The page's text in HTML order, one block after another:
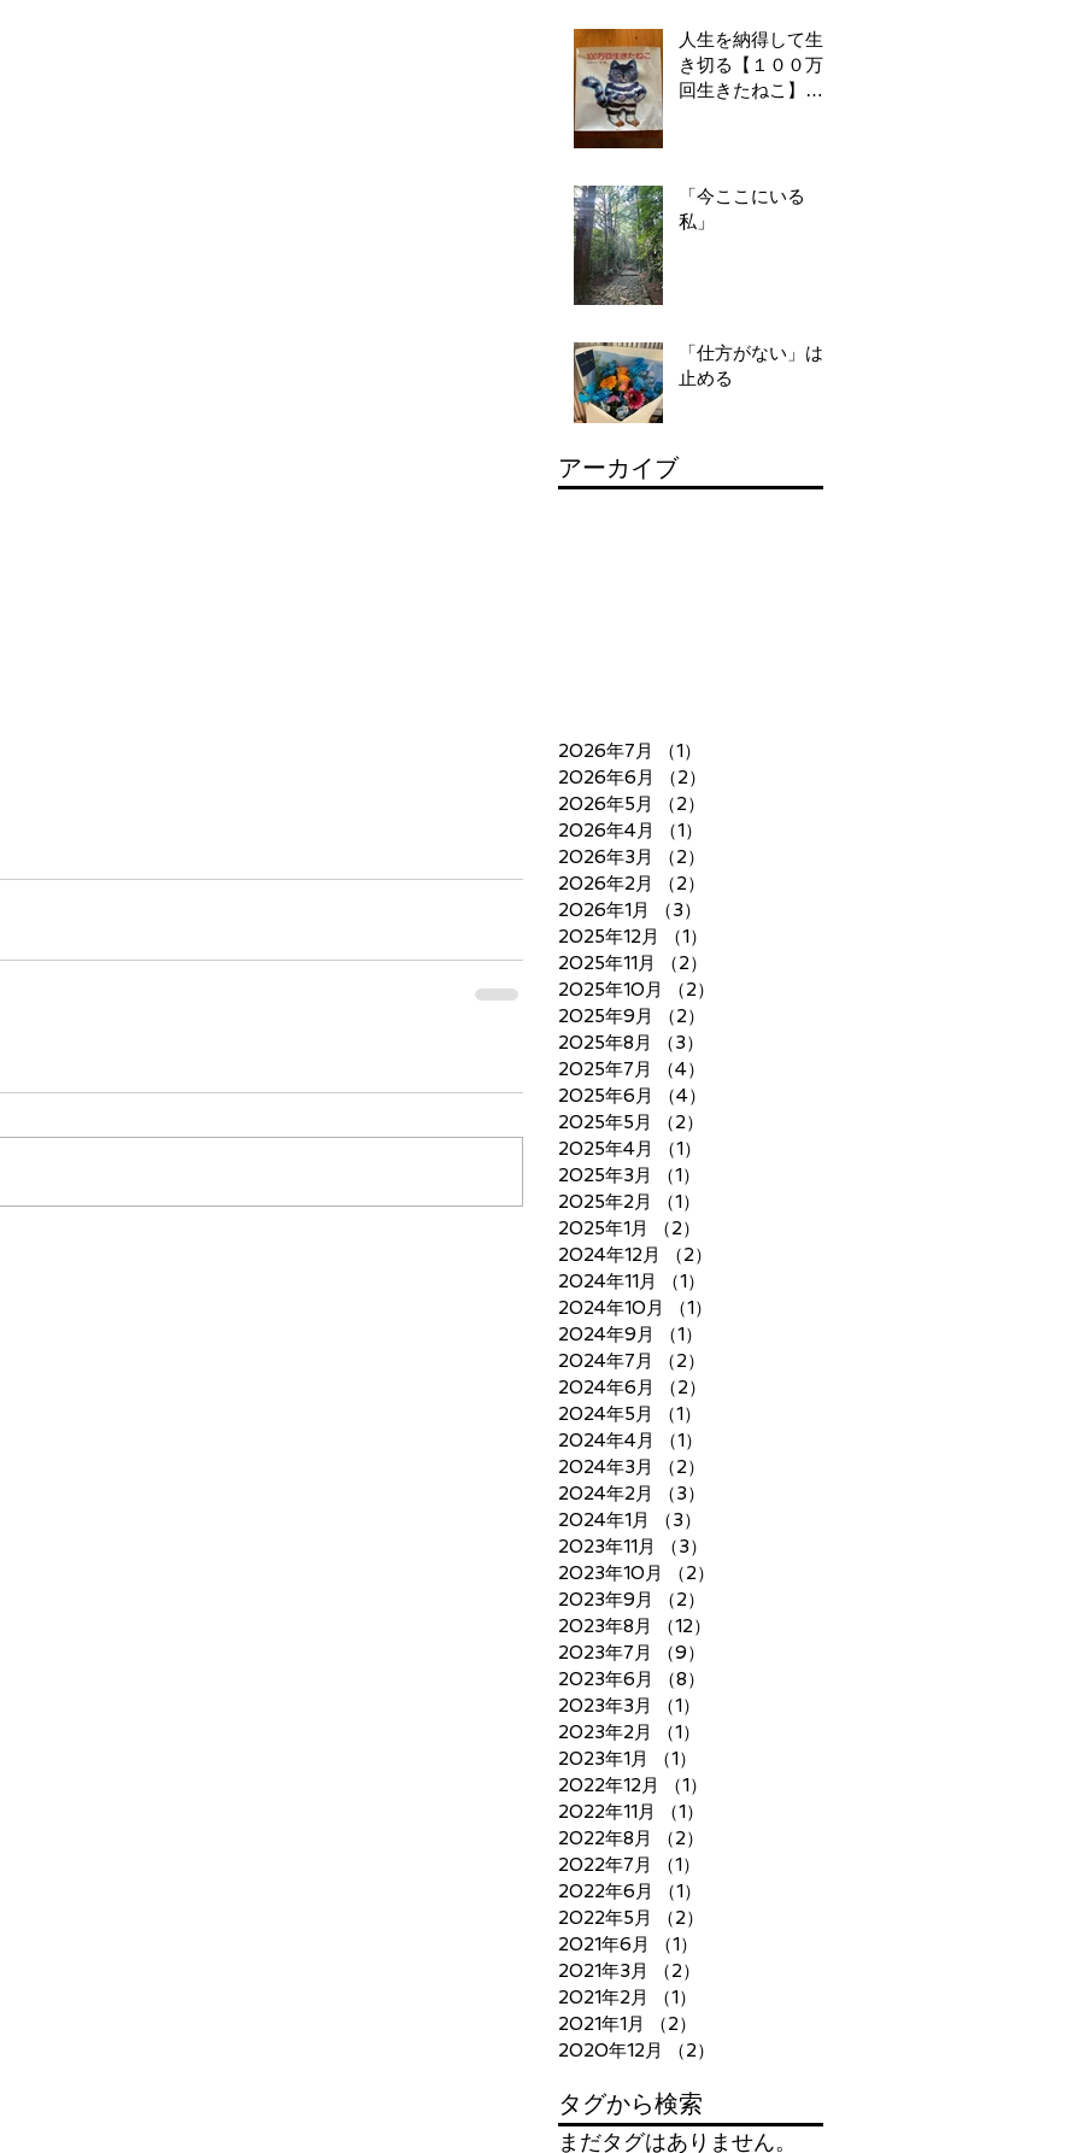
人生を納得して生
き切る【１００万
回生きたねこ】が
「今ここにいる
私」
「仕方がない」は
止める
アーカイブ
2026年7月 （1）
2026年6月
（2）
2026年5月
（2）
2026年4月
（1）
2026年3月
（2）
2026年2月
（2）
2026年1月
（3）
2025年12月
（1）
2025年11月
（2）
2025年10月
（2）
2025年9月
（2）
2025年8月
（3）
2025年7月
（4）
2025年6月
（4）
2025年5月
（2）
2025年4月
（1）
2025年3月
（1）
2025年2月
（1）
2025年1月
（2）
2024年12月
（2）
2024年11月
（1）
2024年10月
（1）
2024年9月
（1）
2024年7月
（2）
2024年6月
（2）
2024年5月
（1）
2024年4月
（1）
2024年3月
（2）
2024年2月
（3）
2024年1月
（3）
2023年11月
（3）
2023年10月
（2）
2023年9月
（2）
2023年8月
（12）
2023年7月
（9）
2023年6月
（8）
2023年3月
（1）
2023年2月
（1）
2023年1月
（1）
2022年12月
（1）
2022年11月
（1）
2022年8月
（2）
2022年7月
（1）
2022年6月
（1）
2022年5月
（2）
2021年6月
（1）
2021年3月
（2）
2021年2月
（1）
2021年1月
（2）
2020年12月
（2）
タグから検索
まだタグはありません。